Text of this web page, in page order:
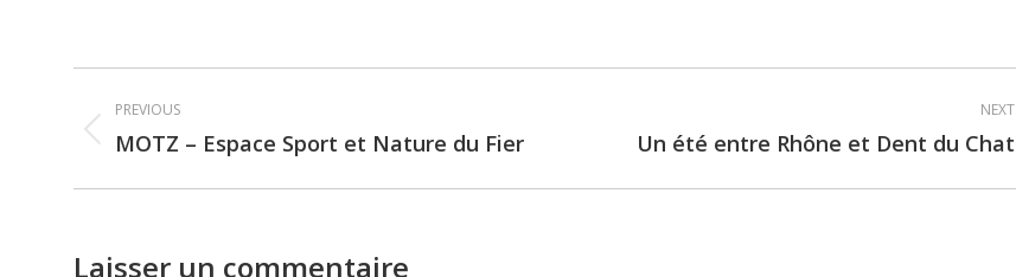
Post
navigation
PREVIOUS
Previous
MOTZ – Espace Sport et Nature du Fier
NEXT
Un été entre Rhône et Dent du Chat
Laisser un commentaire